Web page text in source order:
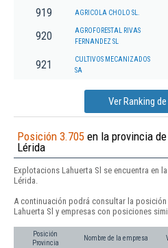
919 AGRICOLA CHOLO SL.
920
AGROFORESTAL RIVAS
FERNANDEZ SL
921
CULTIVOS MECANIZADOS
SA
Ver Ranking
Posición 3.705 en la provincia de
Lérida
Explotacions Lahuerta Sl se encuentra en
Lérida.
A continuación podrá consultar la
Lahuerta Sl y empresas con posiciones
Posición
Provincia
Nombre de la empresa